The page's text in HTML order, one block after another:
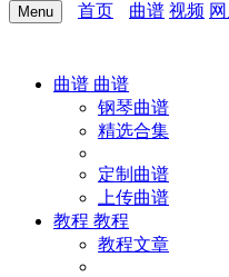
Menu 首页 曲谱 视频
曲谱 曲谱
钢琴曲谱
精选合集
定制曲谱
上传曲谱
教程 教程
教程文章